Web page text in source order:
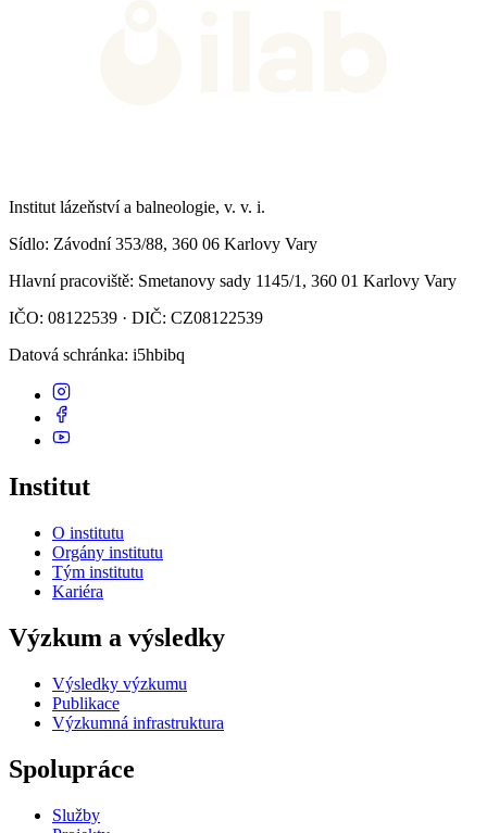
Institut lázeňství a balneologie, v. v. i.
Sídlo: Závodní 353/88, 360 06 Karlovy Vary
Hlavní pracoviště: Smetanovy sady 1145/1, 360 01 Karlovy Vary
IČO: 08122539 · DIČ: CZ08122539
Datová schránka: i5hbibq
Institut
O institutu
Orgány institutu
Tým institutu
Kariéra
Výzkum a výsledky
Výsledky výzkumu
Publikace
Výzkumná infrastruktura
Spolupráce
Služby